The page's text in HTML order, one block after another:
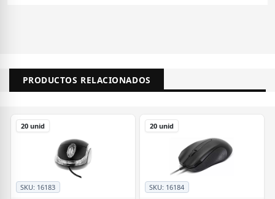
PRODUCTOS RELACIONADOS
SKU: 16183
20 unid
SKU: 16184
20 unid